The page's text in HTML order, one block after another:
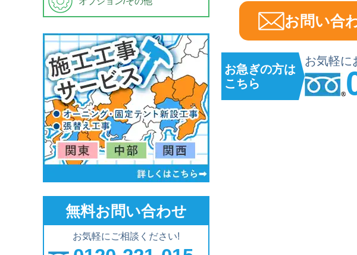
お問い合
お急ぎの方は
こちら
お気軽に
無料お問い合わせ
お気軽にご相談ください!